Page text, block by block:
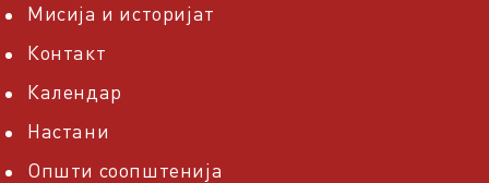
Мисија и историјат
Контакт
Календар
Настани
Општи соопштенија